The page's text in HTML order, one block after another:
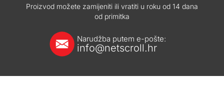
Proizvod možete zamijeniti ili vratiti u roku od 14 dana
od primitka
Narudžba putem e-pošte:
info@netscroll.hr